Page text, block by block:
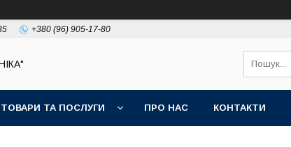
+380 (96) 905-17-80
ТОВАРИ ТА ПОСЛУГИ ПРО НАС КОНТАКТИ